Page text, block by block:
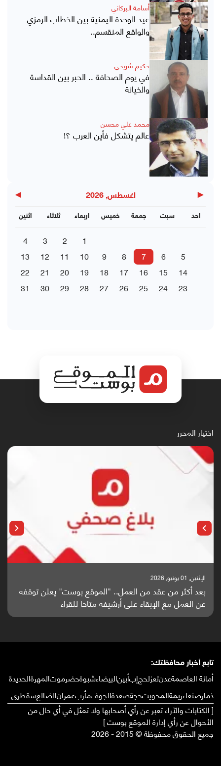
أسامة البركاني
عيد الوحدة اليمنية بين الخطاب الرمزي
والواقع المنقسم..
حكيم شريحي
في يوم الصحافة .. الحبر بين القداسة
والخيانة
محمد علي محسن
عالم يتشكل فأين العرب ؟!
◀ اغسطس, 2026 ▶
اثنين ثلاثاء اربعاء خميس جمعة سبت احد
1
2
3
4
5
6
7
8
9
10
11
12
13
14
15
16
17
18
19
20
21
22
23
24
25
26
27
28
29
30
31
اختيار المحرر
الإثنين, 25 مايو, 2026
باحثون من اليمن يدخلون سباق أبحاث ألزهايمر بدراسة
واعدة منشورة عالميا (ترجمة)
تابع أخبار محافظتك:
أمانة العاصمةعدنتعزلحجإبأبينالبيضاءشبوةحضرموتالمهرةالحديدة
ذمارصنعاءريمةالمحويتحجةصعدةالجوفمأربعمرانالضالعسقطرى
[ الكتابات والآراء تعبر عن رأي أصحابها ولا تمثل في أي حال من
الأحوال عن رأي إدارة الموقع بوست ]
جميع الحقوق محفوظة © 2015 - 2026